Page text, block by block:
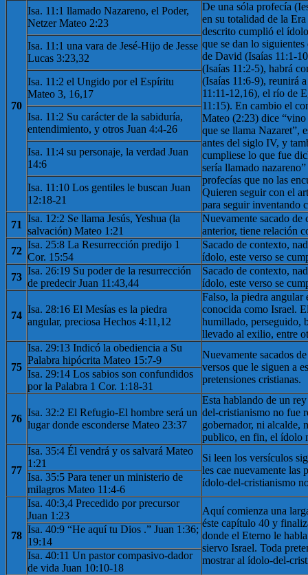
70
Isa. 11:1 llamado Nazareno, el Poder,
Netzer Mateo 2:23
De una sóla profecía
en su totalidad de la
descrito cumplió el
que se dan lo siguientes
de David (Isaías 11:1-
(Isaías 11:2-5), habrá
(Isaías 11:6-9), reunirá
11:11-12,16), el río de
11:15). En cambio el
Mateo (2:23) dice
que se llama Nazaret”,
antes del siglo IV, y
cumpliese lo que fue
sería llamado
profecías que no las
Quieren seguir con el
para seguir inventando
Isa. 11:1 una vara de Jesé-Hijo de Jesse
Lucas 3:23,32
Isa. 11:2 el Ungido por el Espíritu
Mateo 3, 16,17
Isa. 11:2 Su carácter de la sabiduría,
entendimiento, y otros Juan 4:4-26
Isa. 11:4 su personaje, la verdad Juan
14:6
Isa. 11:10 Los gentiles le buscan Juan
12:18-21
71
Isa. 12:2 Se llama Jesús, Yeshua (la
salvación) Mateo 1:21
Nuevamente sacado de
anterior, tiene relación
72
Isa. 25:8 La Resurrección predijo 1
Cor. 15:54
Sacado de contexto,
ídolo, este verso se
73
Isa. 26:19 Su poder de la resurrección
de predecir Juan 11:43,44
Sacado de contexto,
ídolo, este verso se
74
Isa. 28:16 El Mesías es la piedra
angular, preciosa Hechos 4:11,12
Falso, la piedra
conocida como Israel.
humillado, perseguido,
llevado al exilio, entre
75
Isa. 29:13 Indicó la obediencia a Su
Palabra hipócrita Mateo 15:7-9
Nuevamente sacados
versos que le siguen a
pretensiones cristianas.
Isa. 29:14 Los sabios son confundidos
por la Palabra 1 Cor. 1:18-31
76
Isa. 32:2 El Refugio-El hombre será un
lugar donde esconderse Mateo 23:37
Esta hablando de un
del-cristianismo no fue
gobernador, ni alcalde,
publico, en fin, el ídolo
77
Isa. 35:4 Él vendrá y os salvará Mateo
1:21
Si leen los versículos
les cae nuevamente las
ídolo-del-cristianismo
Isa. 35:5 Para tener un ministerio de
milagros Mateo 11:4-6
78
Isa. 40:3,4 Precedido por precursor
Juan 1:23
Aquí comienza una
éste capítulo 40 y
donde el Eterno le
siervo Israel. Toda
mostrar al ídolo-del-
Isa. 40:9 “He aquí tu Dios .” Juan 1:36;
19:14
Isa. 40:11 Un pastor compasivo-dador
de vida Juan 10:10-18